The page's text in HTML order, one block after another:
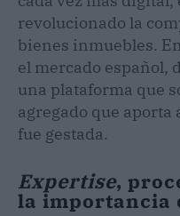
revolucionado la
bienes inmuebles.
el mercado español,
una plataforma que
agregado que aporta
fue gestada.
Expertise,
la importancia